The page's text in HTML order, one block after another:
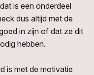
is een onderdeel
dus altijd met de
in zijn of dat ze dit
hebben.
is met de motivatie